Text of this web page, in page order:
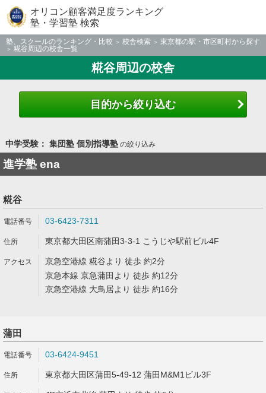
オリコン顧客満足度ランキング
塾・学習塾 検索
塾、スクールのランキング・比較 校舎検索
東京都の駅・市区町村から探す
糀谷周辺の校舎一覧
糀谷周辺の校舎
目的から絞り込む
中学受験： 集団塾 個別指導塾の絞り込み
進学塾 ena
糀谷
03-6423-7311
東京都大田区南蒲田3-3-1 こうじや駅前ビル4F
京急空港線 糀谷より 徒歩 約2分
京急本線 京急蒲田より 徒歩 約12分
京急空港線 大鳥居より 徒歩 約16分
蒲田
03-6424-9451
東京都大田区蒲田5-49-12 蒲田M&M1ビル3F